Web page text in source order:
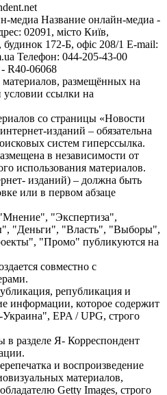
медиа Название онлайн-медиа -
02091, місто Київ,
172-Б, офіс 208/1 E-mail:
Телефон: 044-205-43-00
R40-06068
размещённых на
условии ссылки на
со страницы «Новости
изданий – обязательна
систем гиперссылка.
в независимости от
использования материалов.
изданий) – должна быть
или в первом абзаце
"Экспертиза",
"Деньги", "Власть", "Выборы",
"Промо" публикуются на
совместно с
републикация и
информации, которое содержит
EPA / UPG, строго
в разделе Я- Корреспондент
и воспроизведение
материалов,
Getty Images, строго